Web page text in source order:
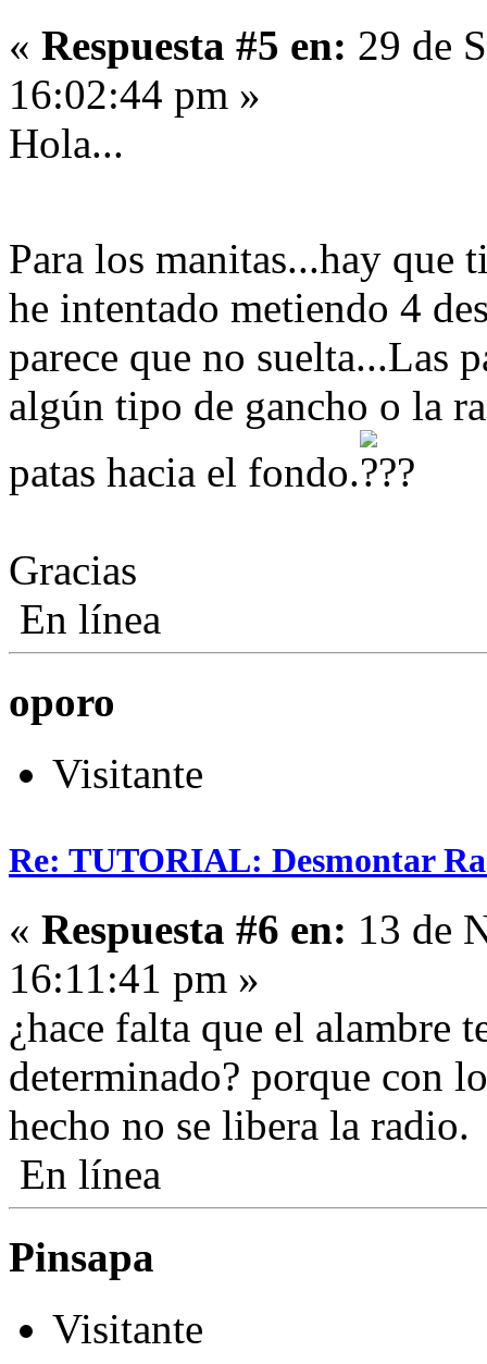
« Respuesta #5 en: 29 de
16:02:44 pm »
Hola...
Para los manitas...hay que
he intentado metiendo 4
parece que no suelta...Las
algún tipo de gancho o la
patas hacia el fondo.
Gracias
En línea
oporo
Visitante
Re: TUTORIAL: Desmontar
« Respuesta #6 en: 13 de
16:11:41 pm »
¿hace falta que el alambre
determinado? porque con
hecho no se libera la radio.
En línea
Pinsapa
Visitante